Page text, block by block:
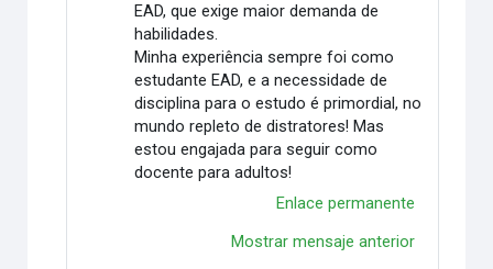
EAD, que exige maior demanda de
habilidades.
Minha experiência sempre foi como
estudante EAD, e a necessidade de
disciplina para o estudo é primordial, no
mundo repleto de distratores! Mas
estou engajada para seguir como
docente para adultos!
Enlace permanente
Mostrar mensaje anterior